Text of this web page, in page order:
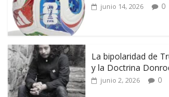
junio 14, 2026 0
La bipolaridad de
y la Doctrina
junio 2, 2026 0